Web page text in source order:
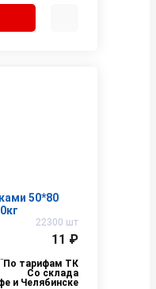
50*80
22300 шт
11 ₽
По тарифам ТК
Со склада
и Челябинске